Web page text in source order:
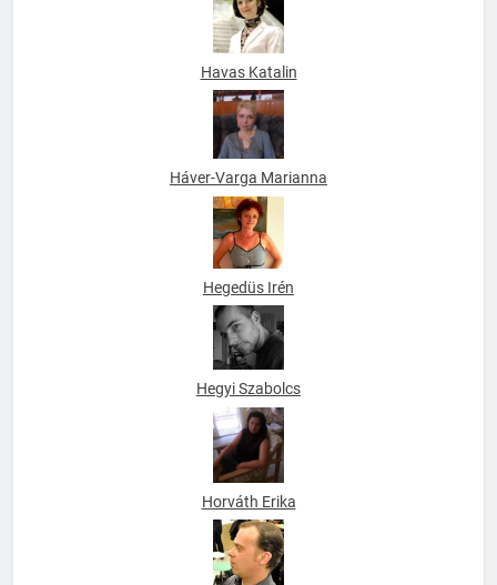
Havas Katalin
Háver-Varga Marianna
Hegedüs Irén
Hegyi Szabolcs
Horváth Erika